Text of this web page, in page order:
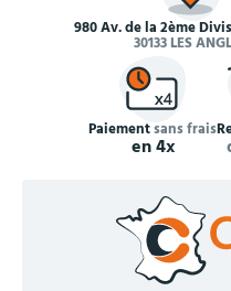
980 Av. de la 2ème
30133 LES
Paiementsans frais
en 4x